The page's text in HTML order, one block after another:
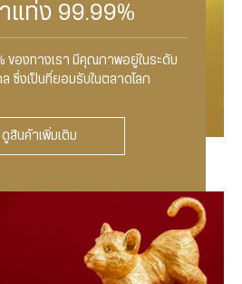
แท่ง 99.99%
ของทางเรา มีคุณภาพอยู่ในระดับ
ซึ่งเป็นที่ยอมรับในตลาดโลก
ดูสินค้าเพิ่มเติม